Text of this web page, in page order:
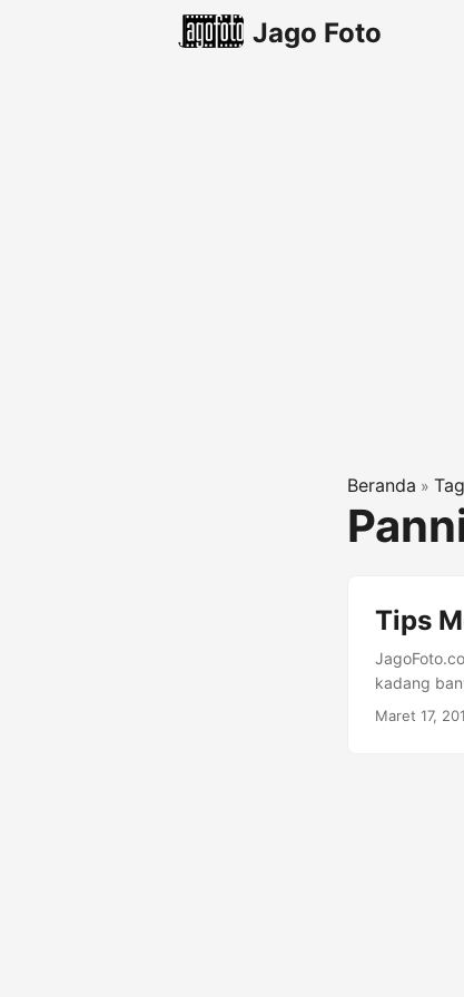
Jago Foto
Beranda » Tag
Tips
kadang
Misalnya
Maret 17,